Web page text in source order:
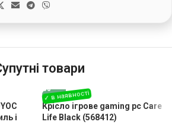
товари
і
Крісло ігрове gaming pc Care
Life Black (568412)